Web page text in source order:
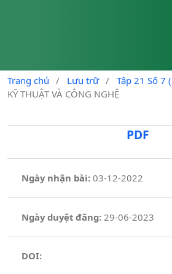
Trang chủ / Lưu trữ / Tập 21 Số 7
KỸ THUẬT VÀ CÔNG NGHỆ
PDF
Ngày nhận bài: 03-12-2022
Ngày duyệt đăng:29-06-2023
DOI: